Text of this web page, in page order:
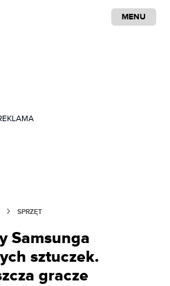
MENU
SPRZĘT
Samsunga
sztuczek.
gracze